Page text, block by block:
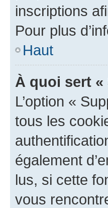
inscriptions
Pour plus
Haut
À quoi sert
L’option «
tous les
également
lus, si cette
vous